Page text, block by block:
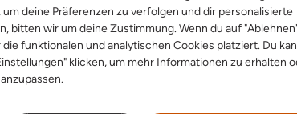
deine Präferenzen zu verfolgen und dir personalisierte
bitten wir um deine Zustimmung. Wenn du auf
funktionalen und analytischen Cookies platziert. Du
klicken, um mehr Informationen zu erhalten